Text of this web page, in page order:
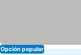
Opción popular